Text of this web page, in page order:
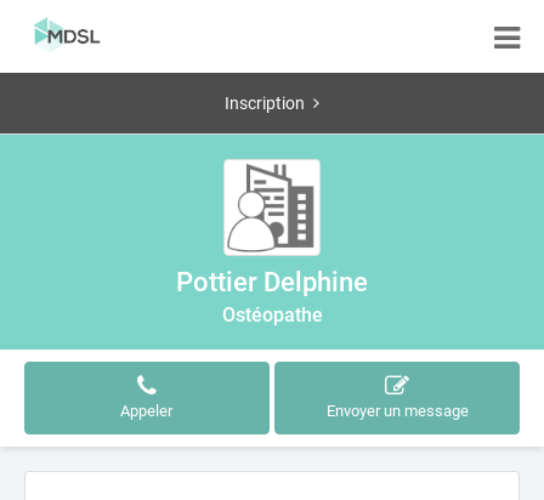
Inscription
Pottier Delphine
Ostéopathe
Appeler Envoyer un message